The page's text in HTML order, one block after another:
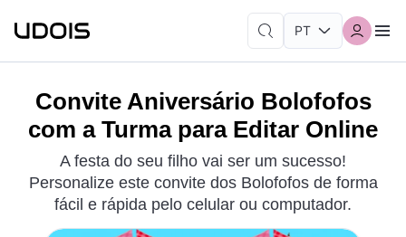
Convite Aniversário Bolofofos
com a Turma para Editar Online
A festa do seu filho vai ser um sucesso!
Personalize este convite dos Bolofofos de forma
fácil e rápida pelo celular ou computador.